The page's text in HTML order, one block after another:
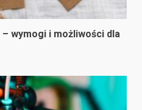
wymogi i możliwości dla